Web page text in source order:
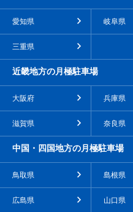
愛知県 岐阜県
三重県
近畿地方の月極駐車場
大阪府 兵庫県
滋賀県 奈良県
中国・四国地方の月極駐車場
鳥取県 島根県
広島県 山口県